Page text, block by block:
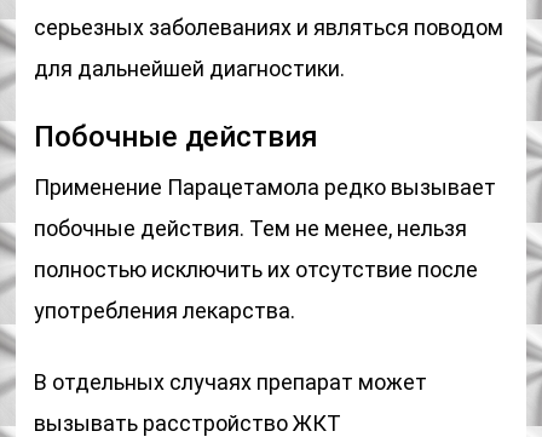
серьезных заболеваниях и являться поводом
для дальнейшей диагностики.
Побочные действия
Применение Парацетамола редко вызывает
побочные действия. Тем не менее, нельзя
полностью исключить их отсутствие после
употребления лекарства.
В отдельных случаях препарат может
вызывать расстройство ЖКТ